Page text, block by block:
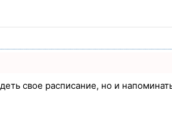
свое расписание, но и